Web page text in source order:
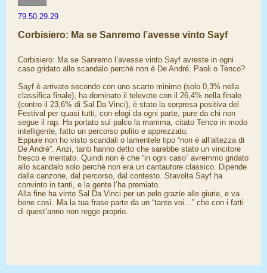
79.50.29.29
Corbisiero: Ma se Sanremo l’avesse vinto Sayf
Corbisiero: Ma se Sanremo l’avesse vinto Sayf avreste in ogni
caso gridato allo scandalo perché non è De André, Paoli o Tenco?
Sayf è arrivato secondo con uno scarto minimo (solo 0,3% nella
classifica finale), ha dominato il televoto con il 26,4% nella finale
(contro il 23,6% di Sal Da Vinci), è stato la sorpresa positiva del
Festival per quasi tutti, con elogi da ogni parte, pure da chi non
segue il rap. Ha portato sul palco la mamma, citato Tenco in modo
intelligente, fatto un percorso pulito e apprezzato.
Eppure non ho visto scandali o lamentele tipo “non è all’altezza di
De André”. Anzi, tanti hanno detto che sarebbe stato un vincitore
fresco e meritato. Quindi non è che “in ogni caso” avremmo gridato
allo scandalo solo perché non era un cantautore classico. Dipende
dalla canzone, dal percorso, dal contesto. Stavolta Sayf ha
convinto in tanti, e la gente l’ha premiato.
Alla fine ha vinto Sal Da Vinci per un pelo grazie alle giurie, e va
bene così. Ma la tua frase parte da un “tanto voi…” che con i fatti
di quest’anno non regge proprio.